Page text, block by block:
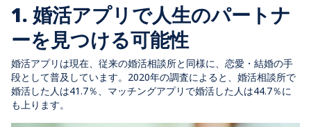
1. 婚活アプリで人生のパートナ
ーを見つける可能性
婚活アプリは現在、従来の婚活相談所と同様に、恋愛・結婚の手
段として普及しています。2020年の調査によると、婚活相談所で
婚活した人は41.7％、マッチングアプリで婚活した人は44.7％に
も上ります。